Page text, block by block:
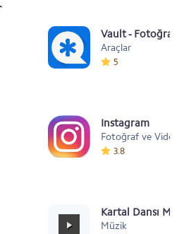
Vault - Fotoğraf
Araçlar
5
Instagram
Fotoğraf ve Video
3.8
Kartal Dansı
Müzik